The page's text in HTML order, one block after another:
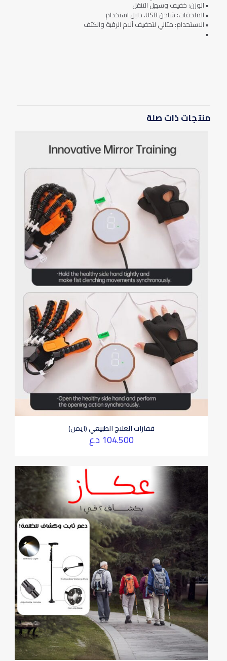
• الوزن: خفيف وسهل التنقل
• الملحقات: شاحن USB، دليل استخدام
• الاستخدام: مثالي لتخفيف آلام الرقبة والكتف
•
منتجات ذات صلة
قفازات العلاج الطبيعي (ايمن)
104.500د.ع